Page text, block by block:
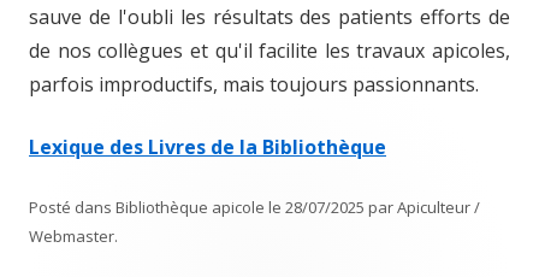
sauve de l'oubli les résultats des patients efforts de
de nos collègues et qu'il facilite les travaux apicoles,
parfois improductifs, mais toujours passionnants.
Lexique des Livres de la Bibliothèque
Posté dans Bibliothèque apicole le 28/07/2025 parApiculteur /
Webmaster.